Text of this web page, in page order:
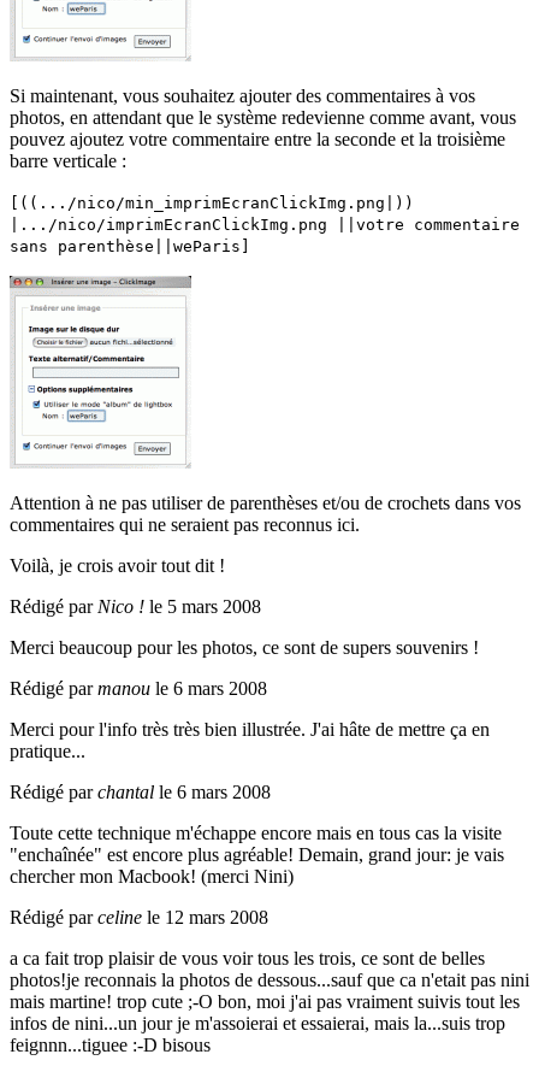
Si maintenant, vous souhaitez ajouter des commentaires à vos
photos, en attendant que le système redevienne comme avant, vous
pouvez ajoutez votre commentaire entre la seconde et la troisième
barre verticale :
[((.../nico/min_imprimEcranClickImg.png|))
|.../nico/imprimEcranClickImg.png ||votre commentaire
sans parenthèse||weParis]
Attention à ne pas utiliser de parenthèses et/ou de crochets dans vos
commentaires qui ne seraient pas reconnus ici.
Voilà, je crois avoir tout dit !
Rédigé par Nico ! le 5 mars 2008
Merci beaucoup pour les photos, ce sont de supers souvenirs !
Rédigé parmanou le 6 mars 2008
Merci pour l'info très très bien illustrée. J'ai hâte de mettre ça en
pratique...
Rédigé parchantal le 6 mars 2008
Toute cette technique m'échappe encore mais en tous cas la visite
"enchaînée" est encore plus agréable! Demain, grand jour: je vais
chercher mon Macbook! (merci Nini)
Rédigé parceline le 12 mars 2008
a ca fait trop plaisir de vous voir tous les trois, ce sont de belles
photos!je reconnais la photos de dessous...sauf que ca n'etait pas nini
mais martine! trop cute ;-O bon, moi j'ai pas vraiment suivis tout les
infos de nini...un jour je m'assoierai et essaierai, mais la...suis trop
feignnn...tiguee :-D bisous